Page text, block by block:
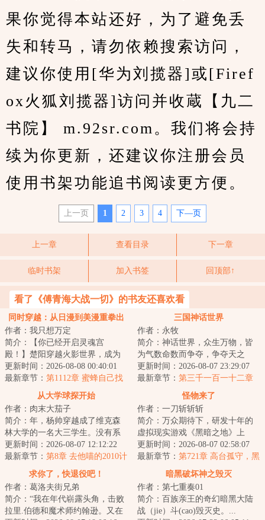
果你觉得本站还好，为了避免丢
失和转马，请勿依赖搜索访问，
建议你使用[华为刘揽器]或[Firef
ox火狐刘揽器]访问并收蔵【九二
书院】 m.92sr.com。我们将会持
续为你更新，还建议你注册会员
使用书架功能追书阅读更方便。
上一页 1 2 3 4 下—页
上一章 查看目录 下一章
临时书架 加入书签 回顶部↑
看了《傅青海大战一切》的书友还喜欢看
同时穿越：从日漫到美漫重拳出
击
作者：我只想万定
简介：【你已经开启灵魂宫
殿！】楚阳穿越火影世界，成为
千手一族一员，但似乎穿越的有
点早，穿越忍村都还...
更新时间：2026-08-08 00:40:01
最新章节： 第1112章 蜜蜂自己找
三国神话世界
作者：永牧
简介：神话世界，众生万物，皆
为气数命数而争夺，争夺天之
运，臣之运，道之运，争为人上
人，但求长生不死...
更新时间：2026-08-07 23:29:07
最新章节： 第三千一百一十二章
【碎命之箭】
从大学球探开始
作者：肉末大茄子
简介：年，杨帅穿越成了维克森
林大学的一名大三学生。没有系
统，没有天赋，他唯一比其他人
多知道的，是未...
更新时间：2026-08-07 12:12:22
最新章节： 第8章 去他喵的2010计
划！（加更求月票！）
怪物来了
作者：一刀斩斩斩
简介：万众期待下，研发十年的
虚拟现实游戏《黑暗之地》上
线，但高昂的售价让无数等待已
经的玩家心生退却...
更新时间：2026-08-07 02:58:07
最新章节： 第721章 高台孤守，黑
求你了，快退役吧！
作者：葛洛夫街兄弟
简介：“我在年代崭露头角，击败
拉里.伯德和魔术师约翰逊。又在
暗黑破坏神之毁灭
作者：第七重奏01
简介：百族亲王的奇幻暗黑大陆
战（jie）斗(cao)毁灭史。...